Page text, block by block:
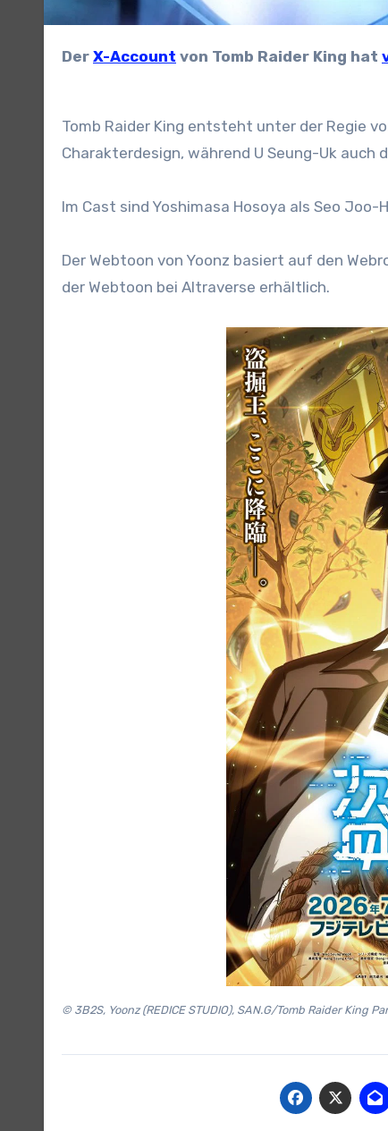
Der X-Account von Tomb Raider King hat
Tomb Raider King entsteht unter der Regie
Charakterdesign, während U Seung-Uk auch
Im Cast sind Yoshimasa Hosoya als Seo Joo-
Der Webtoon von Yoonz basiert auf den
der Webtoon bei Altraverse erhältlich.
© 3B2S, Yoonz (REDICE STUDIO), SAN.G/Tomb Raider King